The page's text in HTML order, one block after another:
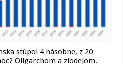
stúpol 4 násobne, z 20
Oligarchom a zlodejom.